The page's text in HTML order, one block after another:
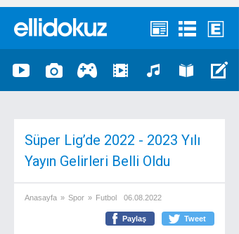
Süper Lig’de 2022 - 2023 Yılı
Yayın Gelirleri Belli Oldu
Anasayfa » Spor » Futbol 06.08.2022
Paylaş Tweet